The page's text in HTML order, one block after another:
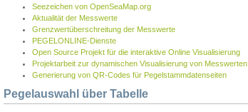
Seezeichen von OpenSeaMap.org
Aktualität der Messwerte
Grenzwertüberschreitung der Messwerte
PEGELONLINE-Dienste
Open Source Projekt für die interaktive Online Visualisierung
Projektarbeit zur dynamischen Visualisierung von Messwerten
Generierung von QR-Codes für Pegelstammdatenseiten
Pegelauswahl über Tabelle